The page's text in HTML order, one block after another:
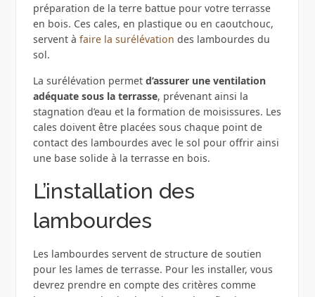
préparation de la terre battue pour votre terrasse
en bois. Ces cales, en plastique ou en caoutchouc,
servent à faire la surélévation des lambourdes du
sol.
La surélévation permet d’assurer une ventilation
adéquate sous la terrasse, prévenant ainsi la
stagnation d’eau et la formation de moisissures. Les
cales doivent être placées sous chaque point de
contact des lambourdes avec le sol pour offrir ainsi
une base solide à la terrasse en bois.
L’installation des
lambourdes
Les lambourdes servent de structure de soutien
pour les lames de terrasse. Pour les installer, vous
devrez prendre en compte des critères comme